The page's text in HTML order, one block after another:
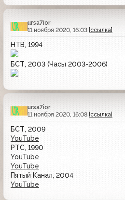
ursa7ior
11 ноября 2020, 16:03 [ссылка]
НТВ, 1994
БСТ, 2003 (Часы 2003-2006)
ursa7ior
11 ноября 2020, 16:08 [ссылка]
БСТ, 2009
YouTube
РТС, 1990
YouTube
YouTube
Пятый Канал, 2004
YouTube